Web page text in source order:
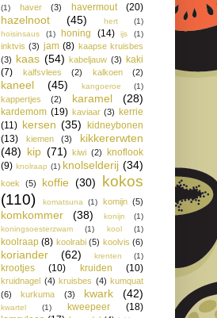
(1)
haver (3) havermout (20)
hazelnoot (45) hert
(1)
hoisinsaus
(1) honing (14) ijs (1)
inktvis (3) jam (8) kaapse kruisbes
(3) kaas (54) kabeljauw (3) kaki
(7)
kalfsvlees (2) kalkoen (2)
kaneel (45) kangoeroe (1)
kappertjes (2) karamel (28)
kardemom (19) kaviaar (3) kerrie
(11) kersen (35) kidneybonen
(13)
kiemen (3)
kikkererwten
(48) kip (71) kiwi (2) knoflook
(9) knolraap (1) knolselderij (34)
koek (5) koffie (30)
kokos
(110)
komatsuna (1) komijn (5)
komkommer (38) konijn
(1)
koningsoesterzwam
(1) kool (1)
koolraap (8) koolrabi (5) koolvis (6)
koriander (62) krenten (1)
krootjes (10) kruiden (10)
kruidnagel (4) kruisbes (4) kumquat
(6)
kurkuma (3) kwark (42)
kwartel (1) kweepeer
(18)